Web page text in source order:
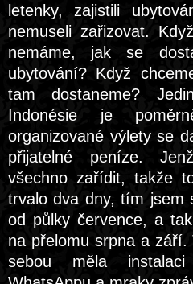
letenky, zajistili
nemuseli zařizovat.
nemáme, jak se
ubytování? Když
tam dostaneme?
Indonésie je
organizované výlety se
přijatelné peníze.
všechno zařídit, takže
trvalo dva dny, tím jsem
od půlky července, a
na přelomu srpna a září.
sebou měla